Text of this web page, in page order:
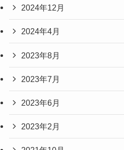
2024年12月
2024年4月
2023年8月
2023年7月
2023年6月
2023年2月